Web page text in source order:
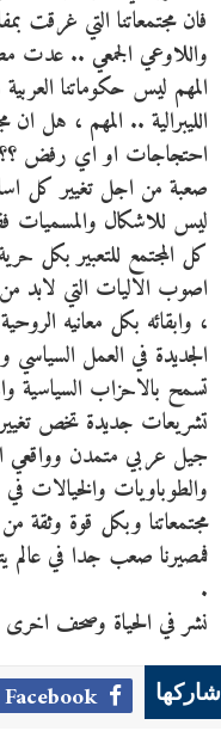
فان مجتمعاتنا التي غرقت
واللاوعي الجمعي .. عدت
المهم ليس حكوماتنا
الليبرالية .. المهم ، هل
احتجاجات او اي رفض ؟؟
صعبة من اجل تغيير كل
ليس للاشكال والمسميات
كل المجتمع للتعبير بكل
اصوب الاليات التي لابد
، وابقائه بكل معانيه
الجديدة في العمل السياسي
تسمح بالاحزاب السياسية
تشريعات جديدة تخص تغيير
جيل عربي متمدن وواقعي
والطوباويات والخيالات
مجتمعاتنا وبكل قوة وثقة
فمصيرنا صعب جدا في عالم
.
نشر في الحياة وصحف اخرى
شاركها Facebook